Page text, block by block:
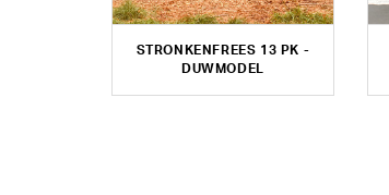
STRONKENFREES 13 PK -
DUWMODEL